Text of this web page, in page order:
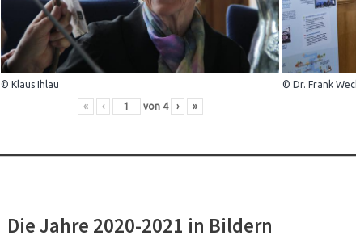
© Klaus Ihlau © Dr. Frank
« ‹ von 4 › »
Die Jahre 2020-2021 in Bildern